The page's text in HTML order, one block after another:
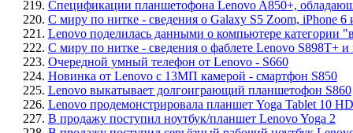
219. Спецификации планшетофона Lenovo A850+,
220. С миру по нитке - сведения о Galaxy S5 Zoom, iPhone 6
221. Lenovo поделилась данными о компьютере категории
222. С миру по нитке - сведения о фаблете Lenovo S898T+
223. Очередной умный телефон от Lenovo - S660
224. Новинка от Lenovo с 13МП камерой - смартфон S850
225. Lenovo выкатывает долгоиграющий планшетофон S860
226. Lenovo продемонстрировала планшет Yoga Tablet 10
227. В продажу поступил ноутбук/планшет Lenovo Yoga 2